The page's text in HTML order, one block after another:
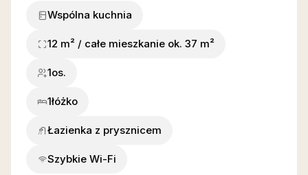
Wspólna kuchnia
12 m² / całe mieszkanie ok. 37 m²
1os.
1łóżko
Łazienka z prysznicem
Szybkie Wi-Fi